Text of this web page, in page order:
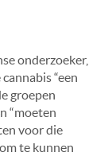
onderzoeker,
“een
groepen
“moeten
voor die
te kunnen